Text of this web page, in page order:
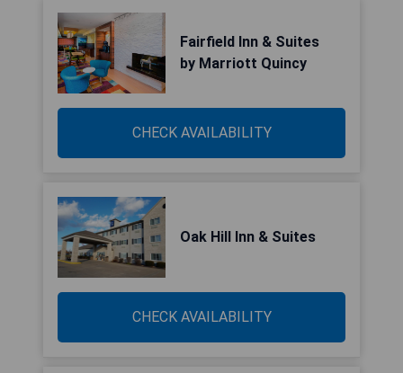
Fairfield Inn & Suites
by Marriott Quincy
CHECK AVAILABILITY
Oak Hill Inn & Suites
CHECK AVAILABILITY